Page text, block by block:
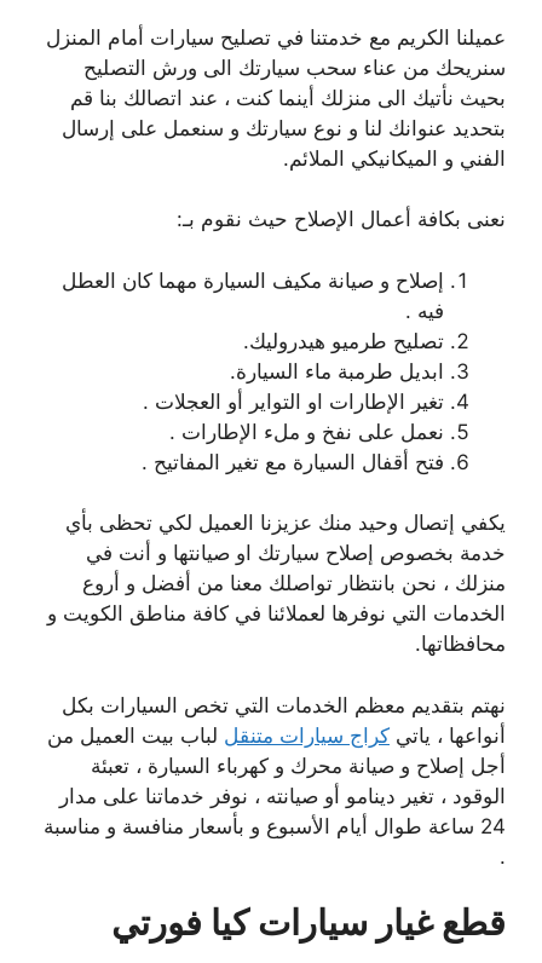
عميلنا الكريم مع خدمتنا في تصليح سيارات أمام المنزل
سنريحك من عناء سحب سيارتك الى ورش التصليح
بحيث نأتيك الى منزلك أينما كنت ، عند اتصالك بنا قم
بتحديد عنوانك لنا و نوع سيارتك و سنعمل على إرسال
الفني و الميكانيكي الملائم.
نعنى بكافة أعمال الإصلاح حيث نقوم بـ:
إصلاح و صيانة مكيف السيارة مهما كان العطل
فيه .
تصليح طرميو هيدروليك.
ابديل طرمبة ماء السيارة.
تغير الإطارات او التواير أو العجلات .
نعمل على نفخ و ملء الإطارات .
فتح أقفال السيارة مع تغير المفاتيح .
يكفي إتصال وحيد منك عزيزنا العميل لكي تحظى بأي
خدمة بخصوص إصلاح سيارتك او صيانتها و أنت في
منزلك ، نحن بانتظار تواصلك معنا من أفضل و أروع
الخدمات التي نوفرها لعملائنا في كافة مناطق الكويت و
محافظاتها.
نهتم بتقديم معظم الخدمات التي تخص السيارات بكل
أنواعها ، ياتي كراج سيارات متنقل لباب بيت العميل من
أجل إصلاح و صيانة محرك و كهرباء السيارة ، تعبئة
الوقود ، تغير دينامو أو صيانته ، نوفر خدماتنا على مدار
24 ساعة طوال أيام الأسبوع و بأسعار منافسة و مناسبة
.
قطع غيار سيارات كيا فورتي